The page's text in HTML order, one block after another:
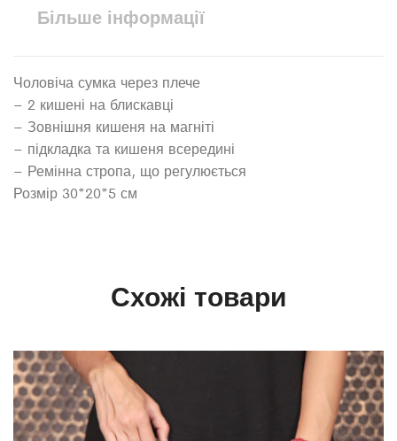
Більше інформації
Чоловіча сумка через плече
– 2 кишені на блискавці
– Зовнішня кишеня на магніті
– підкладка та кишеня всередині
– Ремінна стропа, що регулюється
Розмір 30*20*5 см
Схожі товари